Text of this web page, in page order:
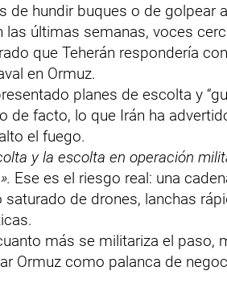
de hundir buques o de golpear
las últimas semanas, voces
que Teherán respondería
en Ormuz.
planes de escolta y
de facto, lo que Irán ha
el fuego.
y la escolta en operación
Ese es el riesgo real: una
de drones, lanchas
más se militariza el paso,
Ormuz como palanca de